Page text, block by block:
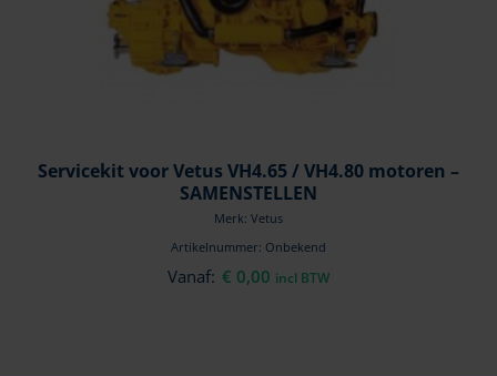
Servicekit voor Vetus VH4.65 / VH4.80 motoren –
SAMENSTELLEN
Merk: Vetus
Artikelnummer: Onbekend
Vanaf: € 0,00 incl BTW